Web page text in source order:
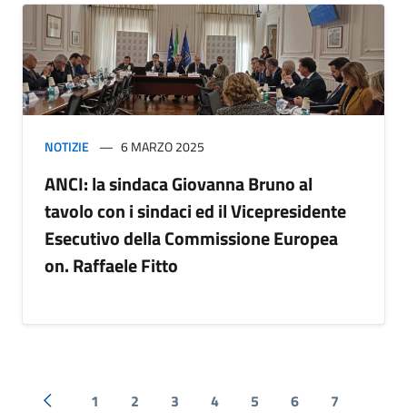
NOTIZIE 6 MARZO 2025
ANCI: la sindaca Giovanna Bruno al
tavolo con i sindaci ed il Vicepresidente
Esecutivo della Commissione Europea
on. Raffaele Fitto
Pagina precedente
1 2 3 4 5 6 7